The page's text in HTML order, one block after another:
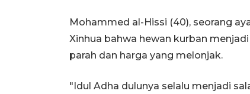
Mohammed al-Hissi (40), seorang
Xinhua bahwa hewan kurban
parah dan harga yang melonjak.
"Idul Adha dulunya selalu menjadi